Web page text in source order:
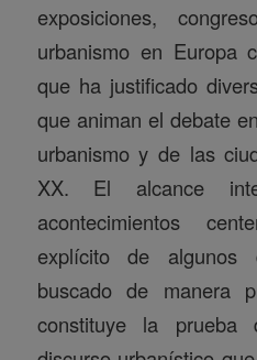
exposiciones,
urbanismo en Europa
que ha justificado
que animan el debate
urbanismo y de las
XX. El alcance
acontecimientos
explícito de
buscado de manera
constituye la